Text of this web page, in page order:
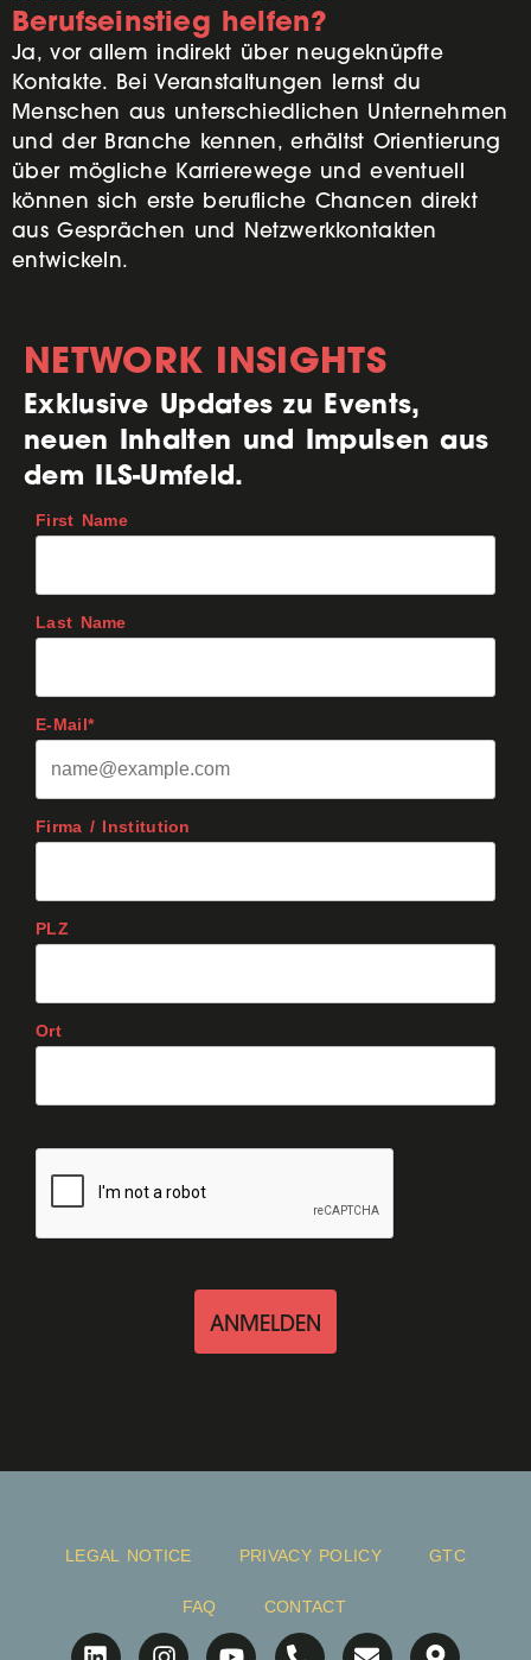
Berufseinstieg helfen?
Ja, vor allem indirekt über neugeknüpfte
Kontakte. Bei Veranstaltungen lernst du
Menschen aus unterschiedlichen Unternehmen
und der Branche kennen, erhältst Orientierung
über mögliche Karrierewege und eventuell
können sich erste berufliche Chancen direkt
aus Gesprächen und Netzwerkkontakten
entwickeln.
NETWORK INSIGHTS
Exklusive Updates zu Events,
neuen Inhalten und Impulsen aus
dem ILS-Umfeld.
First Name
Last Name
E-Mail*
Firma / Institution
PLZ
Ort
ANMELDEN
LEGAL NOTICE PRIVACY POLICY GTC
FAQ CONTACT